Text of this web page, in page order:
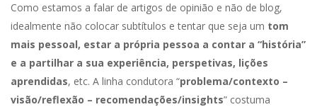
Como estamos a falar de artigos de opinião e não de blog,
idealmente não colocar subtítulos e tentar que seja um tom
mais pessoal, estar a própria pessoa a contar a “história”
e a partilhar a sua experiência, perspetivas, lições
aprendidas, etc. A linha condutora “problema/contexto –
visão/reflexão – recomendações/insights” costuma